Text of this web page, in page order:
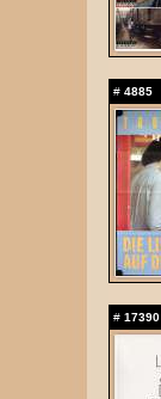
# 4885
# 17390